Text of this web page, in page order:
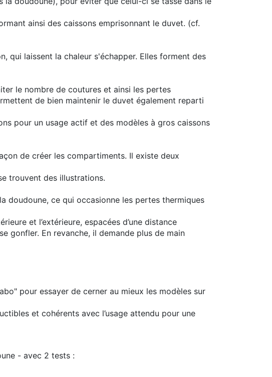
ainsi des caissons emprisonnant le duvet. (cf.
qui laissent la chaleur s'échapper. Elles forment des
le nombre de coutures et ainsi les pertes
de bien maintenir le duvet également reparti
pour un usage actif et des modèles à gros caissons
de créer les compartiments. Il existe deux
trouvent des illustrations.
doudoune, ce qui occasionne les pertes thermiques
et l’extérieure, espacées d’une distance
gonfler. En revanche, il demande plus de main
pour essayer de cerner au mieux les modèles sur
et cohérents avec l’usage attendu pour une
- avec 2 tests :